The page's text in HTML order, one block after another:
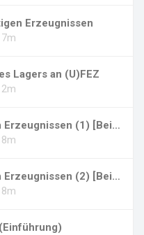
Erzeugnissen
7m
Lagers an (U)FEZ
2m
Bewertung von fertigen Erzeugnissen (1) [Beis...
8m
Bewertung von fertigen Erzeugnissen (2) [Beis...
8m